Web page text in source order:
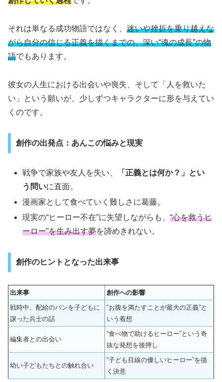
それは単なる成功物語ではなく、 迷いや挫折を乗り越えな
がら自分の信じる正義を描くまでの、深い“魂の成長”の物
語でもあります。
彼女の人生における出会いや喪失、そして「人を救いた
い」という願いが、少しずつキャラクターに形を与えてい
くのです。
創作の出発点：あんこの悩みと現実
戦争で家族や友人を失い、
「正義とは何か？」とい
う問いに直面。
漫画家として食べていく難しさに葛藤。
現実の“ヒーロー不在”に失望しながらも、“心を救うヒ
ーロー”を生み出す夢を諦めきれない。
創作のヒントとなった出来事
出来事
創作への影響
戦時中、配給のパンを子どもに
譲った兵士の話
“お腹を満たすことが最大の正義”と
いう着想
編集者との出会い
“食べ物で助けるヒーロー”という奇
抜な発想を後押し
幼い子どもたちとの触れ合い
“子ども目線の優しいヒーロー”を描
く決意